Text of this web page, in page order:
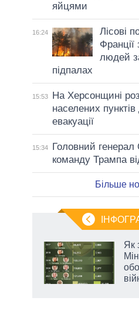
яйцями
16:24
Лісові
Франції
людей
підпалах
15:53
На Херсонщині
населених
евакуації
15:34
Головний
команду Трампа
Більше
Як